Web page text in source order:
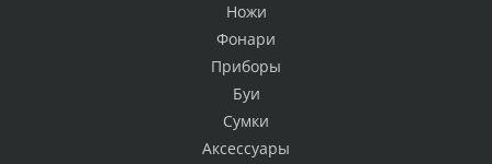
Ножи
Фонари
Приборы
Буи
Сумки
Аксессуары